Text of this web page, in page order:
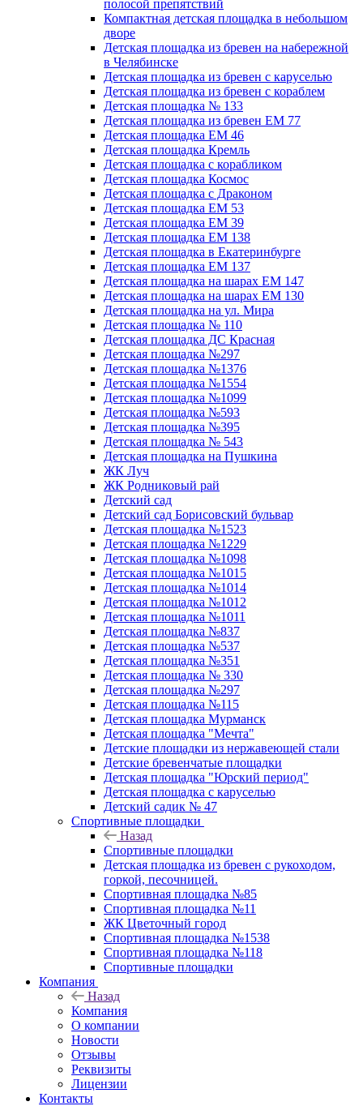
полосой препятствий
Компактная детская площадка в небольшом
дворе
Детская площадка из бревен на набережной
в Челябинске
Детская площадка из бревен с каруселью
Детская площадка из бревен с кораблем
Детская площадка № 133
Детская площадка из бревен ЕМ 77
Детская площадка ЕМ 46
Детская площадка Кремль
Детская площадка с корабликом
Детская площадка Космос
Детская площадка с Драконом
Детская площадка ЕМ 53
Детская площадка ЕМ 39
Детская площадка ЕМ 138
Детская площадка в Екатеринбурге
Детская площадка ЕМ 137
Детская площадка на шарах ЕМ 147
Детская площадка на шарах ЕМ 130
Детская площадка на ул. Мира
Детская площадка № 110
Детская площадка ДС Красная
Детская площадка №297
Детская площадка №1376
Детская площадка №1554
Детская площадка №1099
Детская площадка №593
Детская площадка №395
Детская площадка № 543
Детская площадка на Пушкина
ЖК Луч
ЖК Родниковый рай
Детский сад
Детский сад Борисовский бульвар
Детская площадка №1523
Детская площадка №1229
Детская площадка №1098
Детская площадка №1015
Детская площадка №1014
Детская площадка №1012
Детская площадка №1011
Детская площадка №837
Детская площадка №537
Детская площадка №351
Детская площадка № 330
Детская площадка №297
Детская площадка №115
Детская площадка Мурманск
Детская площадка "Мечта"
Детские площадки из нержавеющей стали
Детские бревенчатые площадки
Детская площадка "Юрский период"
Детская площадка с каруселью
Детский садик № 47
Спортивные площадки
Назад
Спортивные площадки
Детская площадка из бревен с рукоходом,
горкой, песочницей.
Спортивная площадка №85
Спортивная площадка №11
ЖК Цветочный город
Спортивная площадка №1538
Спортивная площадка №118
Спортивные площадки
Компания
Назад
Компания
О компании
Новости
Отзывы
Реквизиты
Лицензии
Контакты